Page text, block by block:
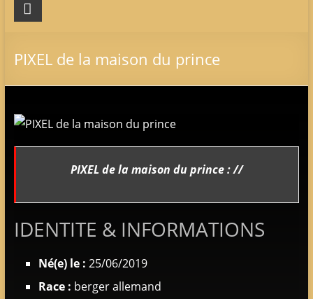
Du
Prince
de
LOF
chiots
court
long
PIXEL de la maison du prince
PIXEL de la maison du prince : //
IDENTITE & INFORMATIONS
Né(e) le : 25/06/2019
Race : berger allemand